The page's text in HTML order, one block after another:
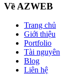
Về AZWEB
Trang chủ
Giới thiệu
Portfolio
Tài nguyên
Blog
Liên hệ